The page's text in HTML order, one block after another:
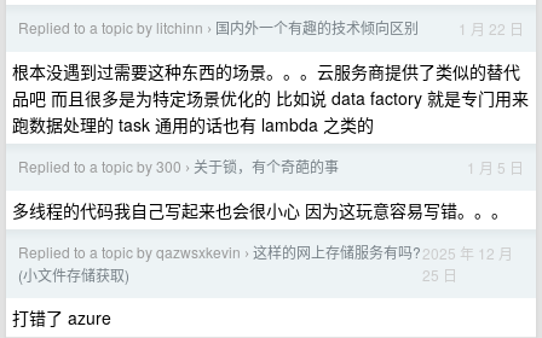
Replied to a topic by litchinn › 国内外一个有趣的技术倾向区别 1 月 22 日
根本没遇到过需要这种东西的场景。。。云服务商提供了类似的替代
品吧 而且很多是为特定场景优化的 比如说 data factory 就是专门用来
跑数据处理的 task 通用的话也有 lambda 之类的
Replied to a topic by 300 › 关于锁，有个奇葩的事 1 月 5 日
多线程的代码我自己写起来也会很小心 因为这玩意容易写错。。。
Replied to a topic by qazwsxkevin › 这样的网上存储服务有吗?
(小文件存储获取)
2025 年 12 月
25 日
打错了 azure